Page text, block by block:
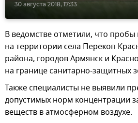
30 августа 2018, 17:33
В ведомстве отметили, что
на территории села Перекоп
района, городов Армянск и
на границе санитарно-защитных
Также специалисты не выявили
допустимых норм концентрации
веществ в атмосферном воздухе.